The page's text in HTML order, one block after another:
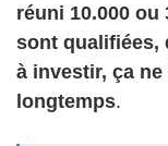
réuni 10.000 ou
sont qualifiées,
à investir, ça
longtemps.